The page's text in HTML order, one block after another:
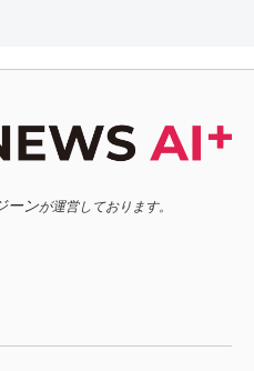
ーンが運営しております。